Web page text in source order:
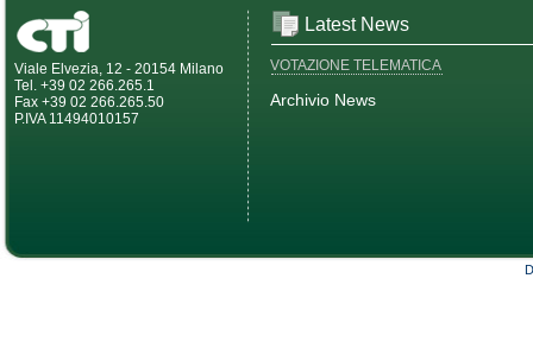
Viale Elvezia, 12 - 20154 Milano
Tel. +39 02 266.265.1
Fax +39 02 266.265.50
P.IVA 11494010157
Latest News
VOTAZIONE TELEMATICA
Archivio News